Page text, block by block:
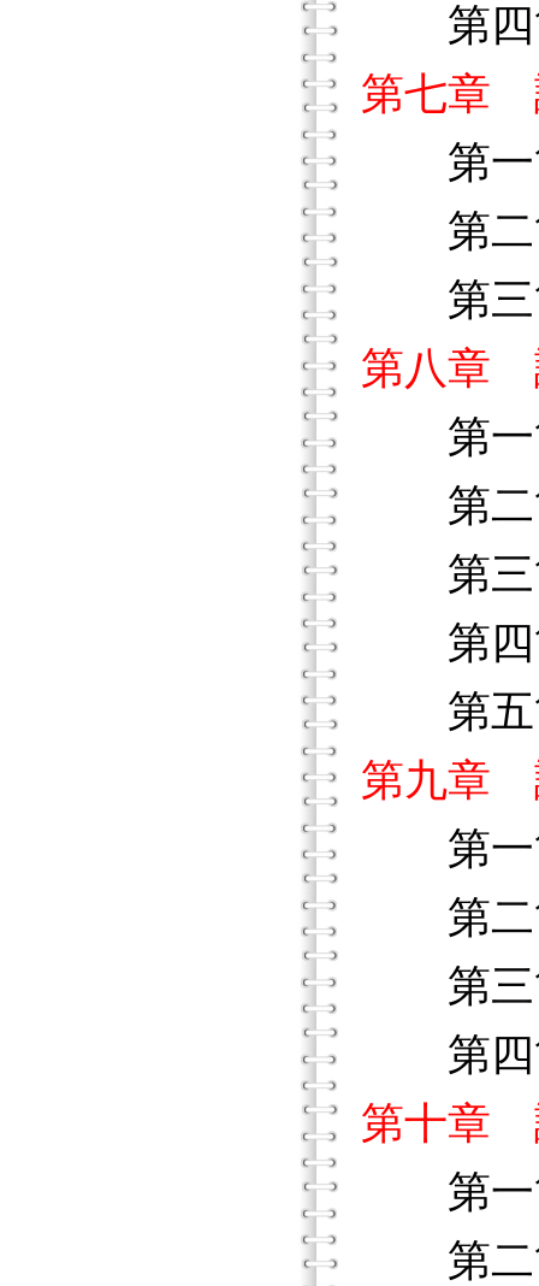
第四
第七章
第一
第二
第三
第八章
第
第二
第三
第四
第
第九章
第一
第二
第三
第四
第十章
第一
第二